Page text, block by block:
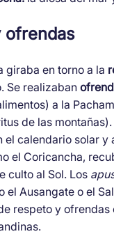
ofrendas
giraba en torno a la
Se realizaban
a la
de las
el calendario solar y
el Coricancha,
culto al Sol. Los
el Ausangate o el
respeto y ofrendas